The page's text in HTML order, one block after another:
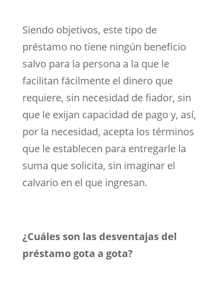
Siendo objetivos, este tipo de
préstamo no tiene ningún beneficio
salvo para la persona a la que le
facilitan fácilmente el dinero que
requiere, sin necesidad de fiador, sin
que le exijan capacidad de pago y, así,
por la necesidad, acepta los términos
que le establecen para entregarle la
suma que solicita, sin imaginar el
calvario en el que ingresan.
¿Cuáles son las desventajas del
préstamo gota a gota?